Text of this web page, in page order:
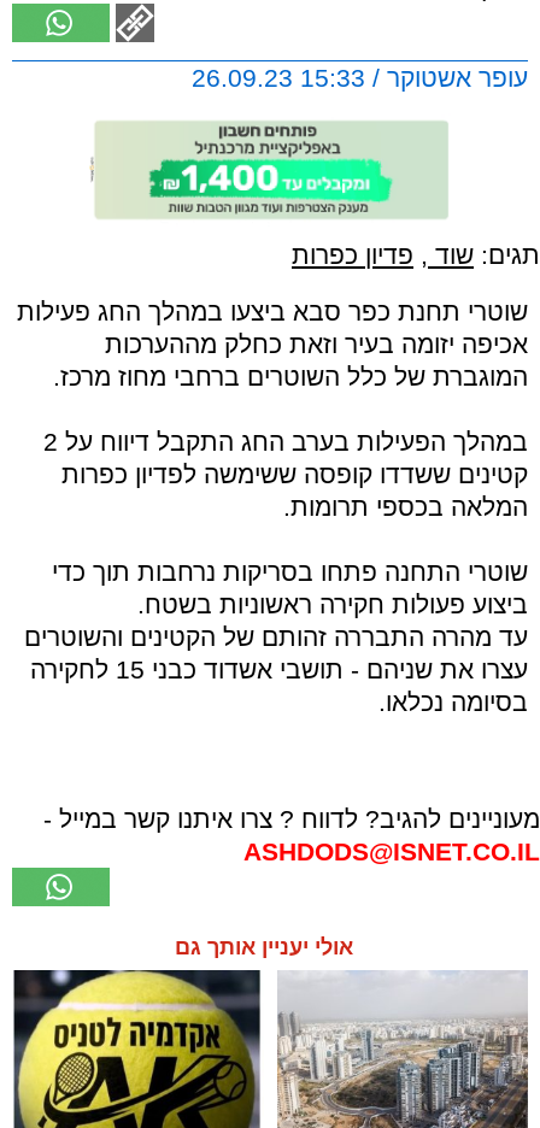
עופר אשטוקר / 15:33 26.09.23
תגים: שוד , פדיון כפרות
שוטרי תחנת כפר סבא ביצעו במהלך החג פעילות
אכיפה יזומה בעיר וזאת כחלק מההערכות
המוגברת של כלל השוטרים ברחבי מחוז מרכז.
במהלך הפעילות בערב החג התקבל דיווח על 2
קטינים ששדדו קופסה ששימשה לפדיון כפרות
המלאה בכספי תרומות.
שוטרי התחנה פתחו בסריקות נרחבות תוך כדי
ביצוע פעולות חקירה ראשוניות בשטח.
עד מהרה התבררה זהותם של הקטינים והשוטרים
עצרו את שניהם - תושבי אשדוד כבני 15 לחקירה
בסיומה נכלאו.
מעוניינים להגיב? לדווח ? צרו איתנו קשר במייל -
ASHDODS@ISNET.CO.IL
אולי יעניין אותך גם